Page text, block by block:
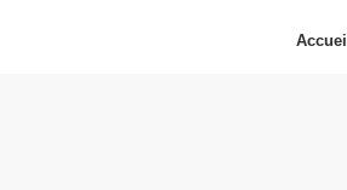
Accueil